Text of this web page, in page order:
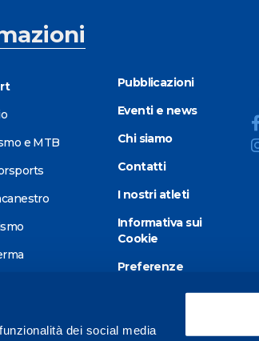
dei social media
e MTB
Pubblicazioni
Eventi e news
Chi siamo
Contatti
I nostri atleti
Informativa sui
Cookie
Preferenze